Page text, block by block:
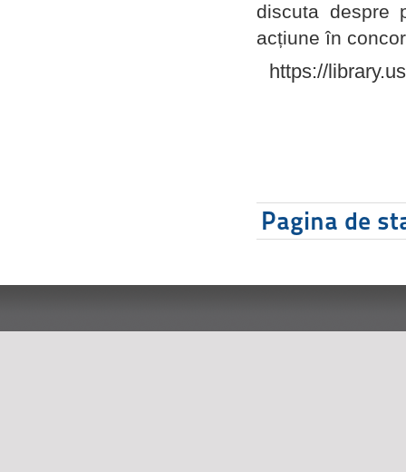
discuta despre
acțiune în
https://
Pagina de